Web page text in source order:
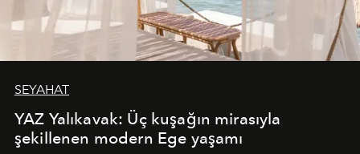
SEYAHAT
YAZ Yalıkavak: Üç kuşağın mirasıyla
şekillenen modern Ege yaşamı